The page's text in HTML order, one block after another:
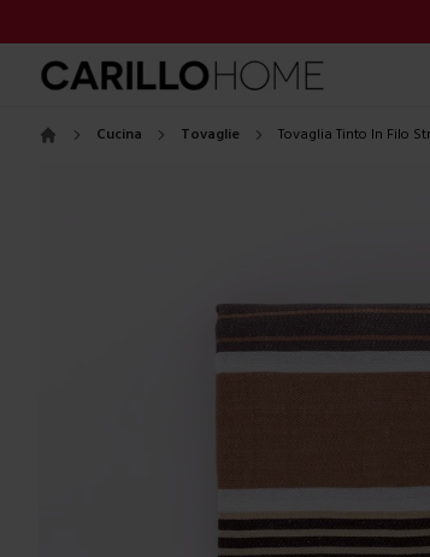
Cucina Tovaglie Tovaglia Tinto In Filo